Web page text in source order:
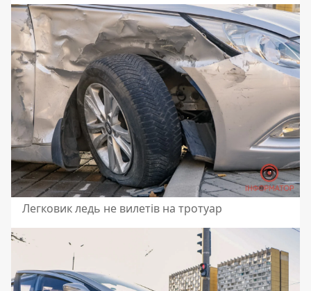
Легковик ледь не вилетів на тротуар